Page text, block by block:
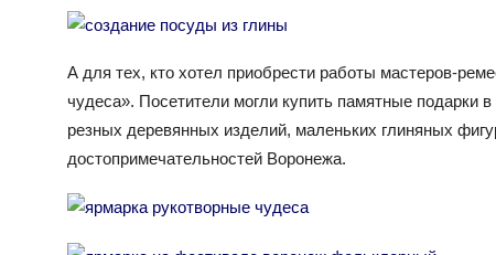
А для тех, кто хотел приобрести работы мастеров-
чудеса». Посетители могли купить памятные подарки
резных деревянных изделий, маленьких глиняных
достопримечательностей Воронежа.